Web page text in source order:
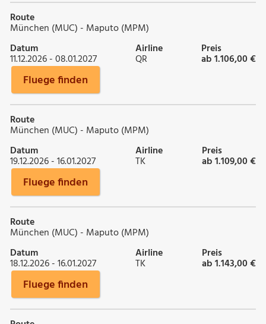
Route
München (MUC) - Maputo (MPM)
Datum
11.12.2026 - 08.01.2027
Airline
QR
Preis
ab 1.106,00 €
Fluege finden
Route
München (MUC) - Maputo (MPM)
Datum
19.12.2026 - 16.01.2027
Airline
TK
Preis
ab 1.109,00 €
Fluege finden
Route
München (MUC) - Maputo (MPM)
Datum
18.12.2026 - 16.01.2027
Airline
TK
Preis
ab 1.143,00 €
Fluege finden